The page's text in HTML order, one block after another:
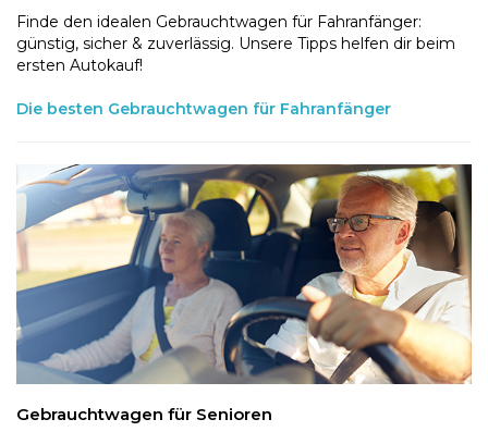
Finde den idealen Gebrauchtwagen für Fahranfänger:
günstig, sicher & zuverlässig. Unsere Tipps helfen dir beim
ersten Autokauf!
Die besten Gebrauchtwagen für Fahranfänger
Gebrauchtwagen für Senioren